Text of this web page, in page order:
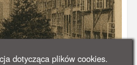
dotycząca plików cookies.